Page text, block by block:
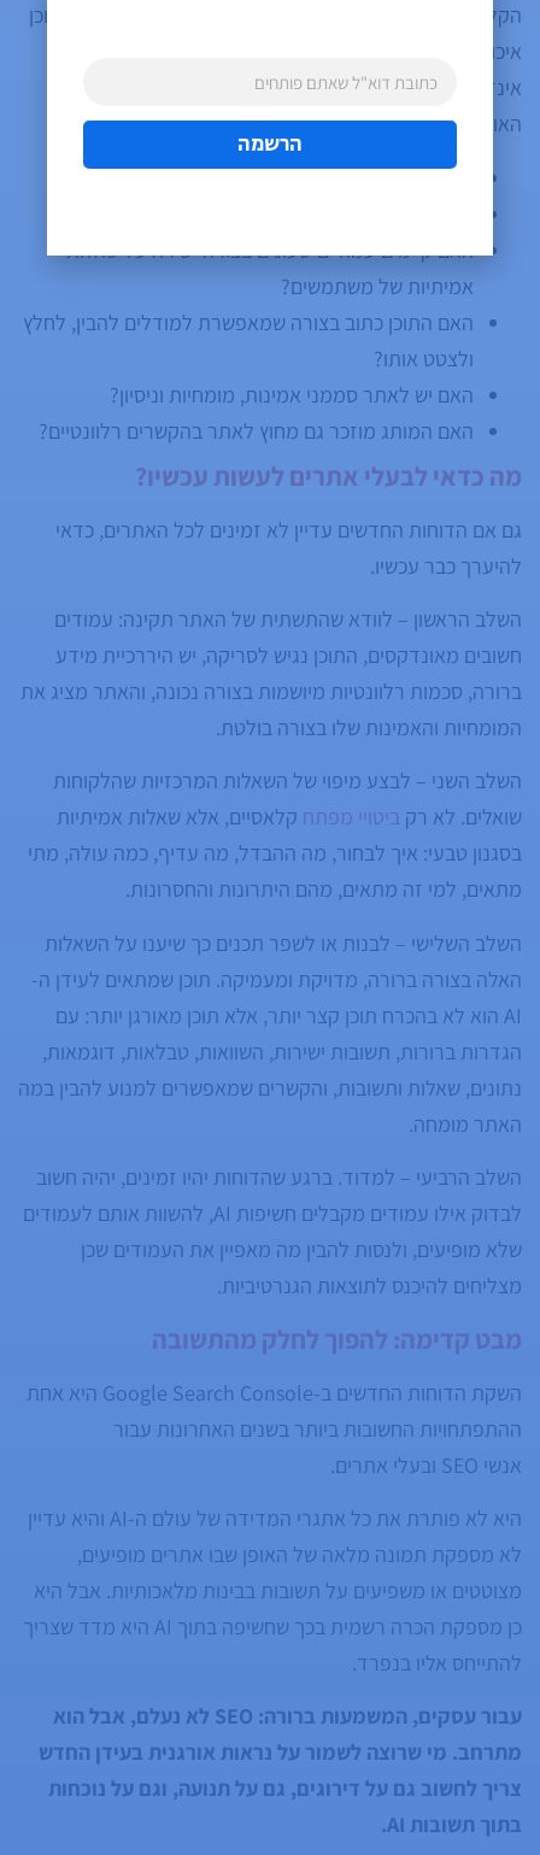
הקלאסיים. עדיין חשוב מאוד לטפל בתשתית SEO בסיסית: תוכן
איכותי, מבנה אתר נכון, סכמות, מהירות, חווית משתמש,
אינדוקס, סמכות וקישורים. אבל לצד זה, צריך לחשוב גם על
האופן שבו האתר נתפס על ידי מנועי AI:
האם המותג ברור ומוגדר היטב?
האם קיימים עמודים שעונים בצורה ישירה על שאלות
אמיתיות של משתמשים?
האם התוכן כתוב בצורה שמאפשרת למודלים להבין, לחלץ
ולצטט אותו?
האם יש לאתר סממני אמינות, מומחיות וניסיון?
האם המותג מוזכר גם מחוץ לאתר בהקשרים רלוונטיים?
מה כדאי לבעלי אתרים לעשות עכשיו?
גם אם הדוחות החדשים עדיין לא זמינים לכל האתרים, כדאי
להיערך כבר עכשיו.
השלב הראשון – לוודא שהתשתית של האתר תקינה: עמודים
חשובים מאונדקסים, התוכן נגיש לסריקה, יש היררכיית מידע
ברורה, סכמות רלוונטיות מיושמות בצורה נכונה, והאתר מציג את
המומחיות והאמינות שלו בצורה בולטת.
השלב השני – לבצע מיפוי של השאלות המרכזיות שהלקוחות
שואלים. לא רק ביטויי מפתח קלאסיים, אלא שאלות אמיתיות
בסגנון טבעי: איך לבחור, מה ההבדל, מה עדיף, כמה עולה, מתי
מתאים, למי זה מתאים, מהם היתרונות והחסרונות.
השלב השלישי – לבנות או לשפר תכנים כך שיענו על השאלות
האלה בצורה ברורה, מדויקת ומעמיקה. תוכן שמתאים לעידן ה-
AI הוא לא בהכרח תוכן קצר יותר, אלא תוכן מאורגן יותר: עם
הגדרות ברורות, תשובות ישירות, השוואות, טבלאות, דוגמאות,
נתונים, שאלות ותשובות, והקשרים שמאפשרים למנוע להבין במה
האתר מומחה.
השלב הרביעי – למדוד. ברגע שהדוחות יהיו זמינים, יהיה חשוב
לבדוק אילו עמודים מקבלים חשיפות AI, להשוות אותם לעמודים
שלא מופיעים, ולנסות להבין מה מאפיין את העמודים שכן
מצליחים להיכנס לתוצאות הגנרטיביות.
מבט קדימה: להפוך לחלק מהתשובה
השקת הדוחות החדשים ב-Google Search Console היא אחת
ההתפתחויות החשובות ביותר בשנים האחרונות עבור
אנשי SEO ובעלי אתרים.
היא לא פותרת את כל אתגרי המדידה של עולם ה-AI והיא עדיין
לא מספקת תמונה מלאה של האופן שבו אתרים מופיעים,
מצוטטים או משפיעים על תשובות בבינות מלאכותיות. אבל היא
כן מספקת הכרה רשמית בכך שחשיפה בתוך AI היא מדד שצריך
להתייחס אליו בנפרד.
עבור עסקים, המשמעות ברורה: SEO לא נעלם, אבל הוא
מתרחב. מי שרוצה לשמור על נראות אורגנית בעידן החדש
צריך לחשוב גם על דירוגים, גם על תנועה, וגם על נוכחות
בתוך תשובות AI.
הרשמה